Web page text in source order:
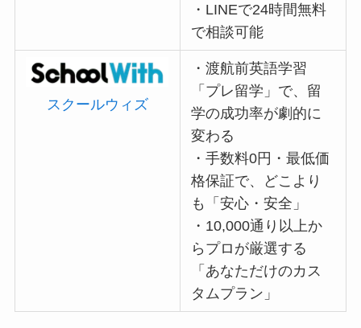
・LINEで24時間無料
で相談可能
スクールウィズ
・渡航前英語学習
「プレ留学」で、留
学の成功率が劇的に
変わる
・手数料0円・最低価
格保証で、どこより
も「安心・安全」
・10,000通り以上か
らプロが厳選する
「あなただけのカス
タムプラン」